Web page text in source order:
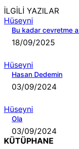
İLGİLİ YAZILAR
Hüseyni
Bu kadar cevretme
18/09/2025
Hüseyni
Hasan Dedemin
03/09/2024
Hüseyni
Ola
03/09/2024
KÜTÜPHANE